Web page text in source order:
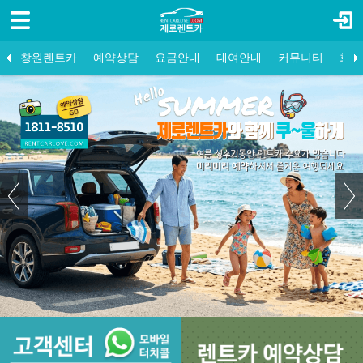
창원렌트카 예약상담 요금안내 대여안내 커뮤니티 회
일반대여 보험보상
공지사항 유용한정보 FAQ
로그인
창원렌트카
예약상담
요금안내
대여안내
커뮤니티
회사소개